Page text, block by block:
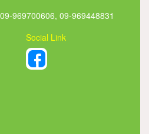
969700606, 09-969448831
Social Link